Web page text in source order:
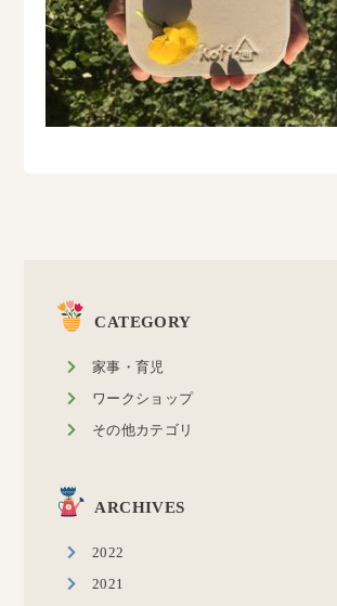
CATEGORY
家事・育児
ワークショップ
その他カテゴリ
ARCHIVES
2022
2021